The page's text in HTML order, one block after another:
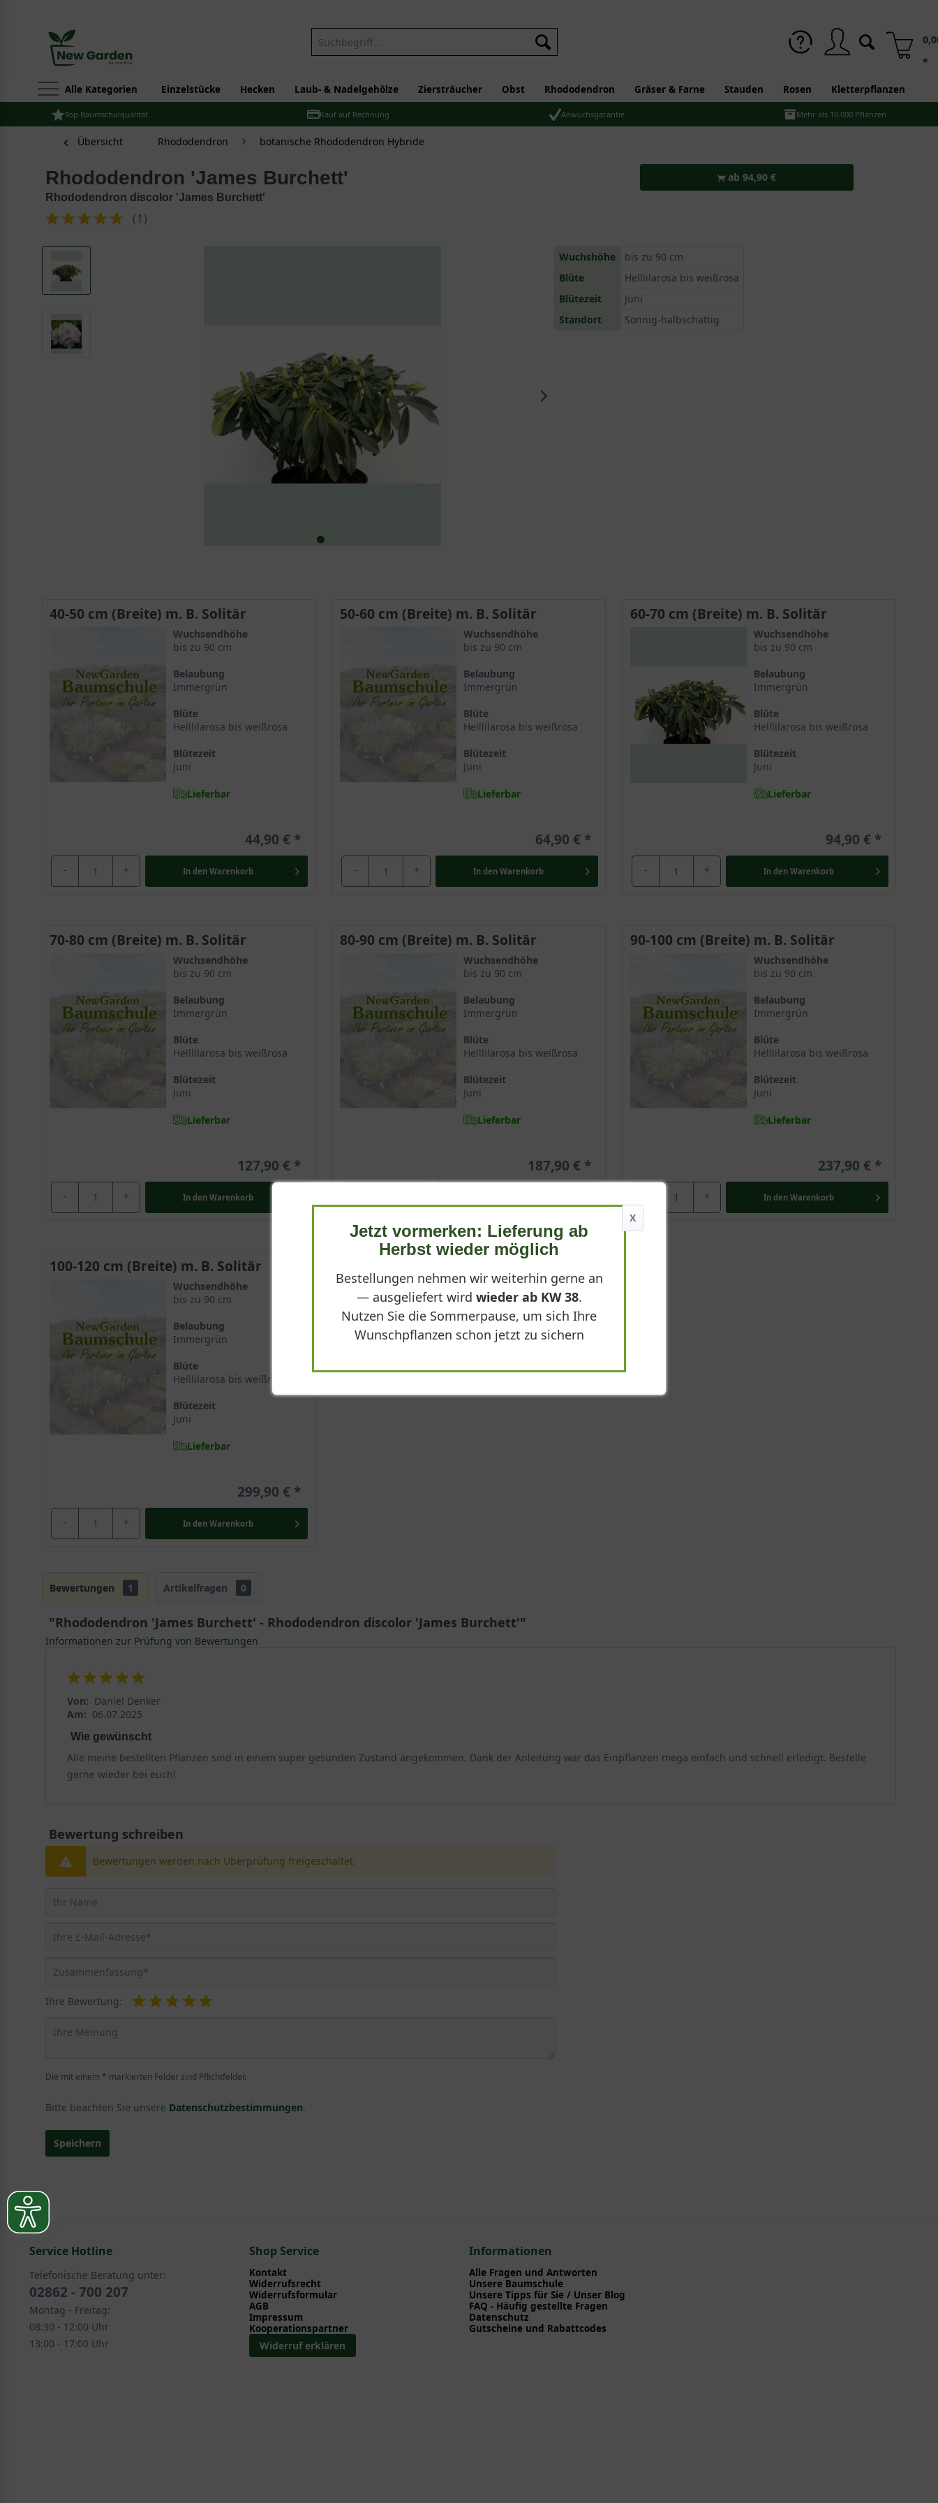
*
Alle Kategorien Einzelstücke Hecken Laub- & Nadelgehölze Ziersträucher Obst Rhododendron Gräser & Farne Stauden Rosen Kletterpflanzen
Top Baumschulqualität Kauf auf Rechnung Anwuchsgarantie Mehr als 10.000 Pflanzen
Übersicht Rhododendron botanische Rhododendron Hybride
Rhododendron 'James Burchett'
Rhododendron discolor 'James Burchett'
(1 )
ab 94,90 €
Wuchshöhe
bis zu 90 cm
Blüte
Helllilarosa bis weißrosa
Blütezeit
Juni
Standort
Sonnig-halbschattig
40-50 cm (Breite) m. B. Solitär
Wuchsendhöhe
bis zu 90 cm
Belaubung
Immergrün
Blüte
Helllilarosa bis weißrosa
Blütezeit
Juni
Lieferbar
44,90 €
- + In den Warenkorb
50-60 cm (Breite) m. B. Solitär
Wuchsendhöhe
bis zu 90 cm
Belaubung
Immergrün
Blüte
Helllilarosa bis weißrosa
Blütezeit
Juni
Lieferbar
64,90 €
- + In den Warenkorb
60-70 cm (Breite) m. B. Solitär
Wuchsendhöhe
bis zu 90 cm
Belaubung
Immergrün
Blüte
Helllilarosa bis weißrosa
Blütezeit
Juni
Lieferbar
94,90 €
- + In den Warenkorb
70-80 cm (Breite) m. B. Solitär
Wuchsendhöhe
bis zu 90 cm
Belaubung
Immergrün
Blüte
Helllilarosa bis weißrosa
Blütezeit
Juni
Lieferbar
127,90 €
- + In den Warenkorb
80-90 cm (Breite) m. B. Solitär
Wuchsendhöhe
bis zu 90 cm
Belaubung
Immergrün
Blüte
Helllilarosa bis weißrosa
Blütezeit
Juni
Lieferbar
187,90 €
90-100 cm (Breite) m. B. Solitär
Wuchsendhöhe
bis zu 90 cm
Belaubung
Immergrün
Blüte
Helllilarosa bis weißrosa
Blütezeit
Juni
Lieferbar
237,90 €
+ In den Warenkorb
100-120 cm (Breite) m. B. Solitär
Wuchsendhöhe
bis zu 90 cm
Belaubung
Immergrün
Blüte
Helllilarosa bis weißrosa
Blütezeit
Juni
Lieferbar
299,90 €
- + In den Warenkorb
Bewertungen 1 Artikelfragen 0
"Rhododendron 'James Burchett' - Rhododendron discolor 'James Burchett'"
Informationen zur Prüfung von Bewertungen
Von: Daniel Denker
Am: 06.07.2025
Wie gewünscht
Alle meine bestellten Pflanzen sind in einem super gesunden Zustand angekommen. Dank der Anleitung war das Einpflanzen mega einfach und schnell erledigt. Bestelle
gerne wieder bei euch!
Bewertung schreiben
Bewertungen werden nach Überprüfung freigeschaltet.
Ihre Bewertung:
Die mit einem * markierten Felder sind Pflichtfelder.
Bitte beachten Sie unsere Datenschutzbestimmungen.
Speichern
X
Jetzt vormerken: Lieferung ab
Herbst wieder möglich
Bestellungen nehmen wir weiterhin gerne an
— ausgeliefert wird wieder ab KW 38.
Nutzen Sie die Sommerpause, um sich Ihre
Wunschpflanzen schon jetzt zu sichern
Service Hotline
Telefonische Beratung unter:
02862 - 700 207
Montag - Freitag:
08:30 - 12:00 Uhr
13:00 - 17:00 Uhr
Shop Service
Kontakt
Widerrufsrecht
Widerrufsformular
AGB
Impressum
Kooperationspartner
Widerruf erklären
Informationen
Alle Fragen und Antworten
Unsere Baumschule
Unsere Tipps für Sie / Unser Blog
FAQ - Häufig gestellte Fragen
Datenschutz
Gutscheine und Rabattcodes